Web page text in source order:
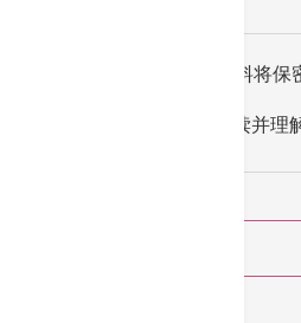
所收集的资料将
我已阅读并